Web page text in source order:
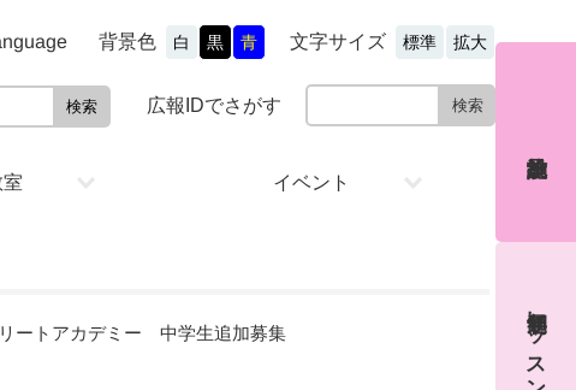
通年制レッスン
背景色 白 黒 青 文字サイズ 標準 拡大
広報IDでさがす
イベント
ートアカデミー 中学生追加募集